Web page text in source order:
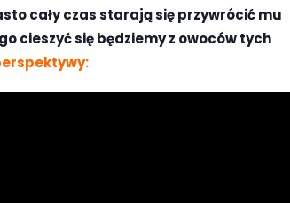
cały czas starają się przywrócić mu
cieszyć się będziemy z owoców tych